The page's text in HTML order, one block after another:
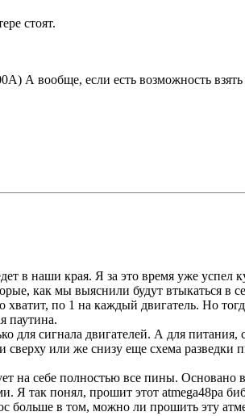
стоят.
А вообще, если есть возможность
в наши края. Я за это время уже успел
как мы выяснили будут втыкаться
по 1 на каждый двигатель. Но
паутина.
для сигнала двигателей. А для
или же снизу еще схема разведки
на себе полностью все пины. Основано
Я так понял, прошит этот atmega48pa
в том, можно ли прошить эту